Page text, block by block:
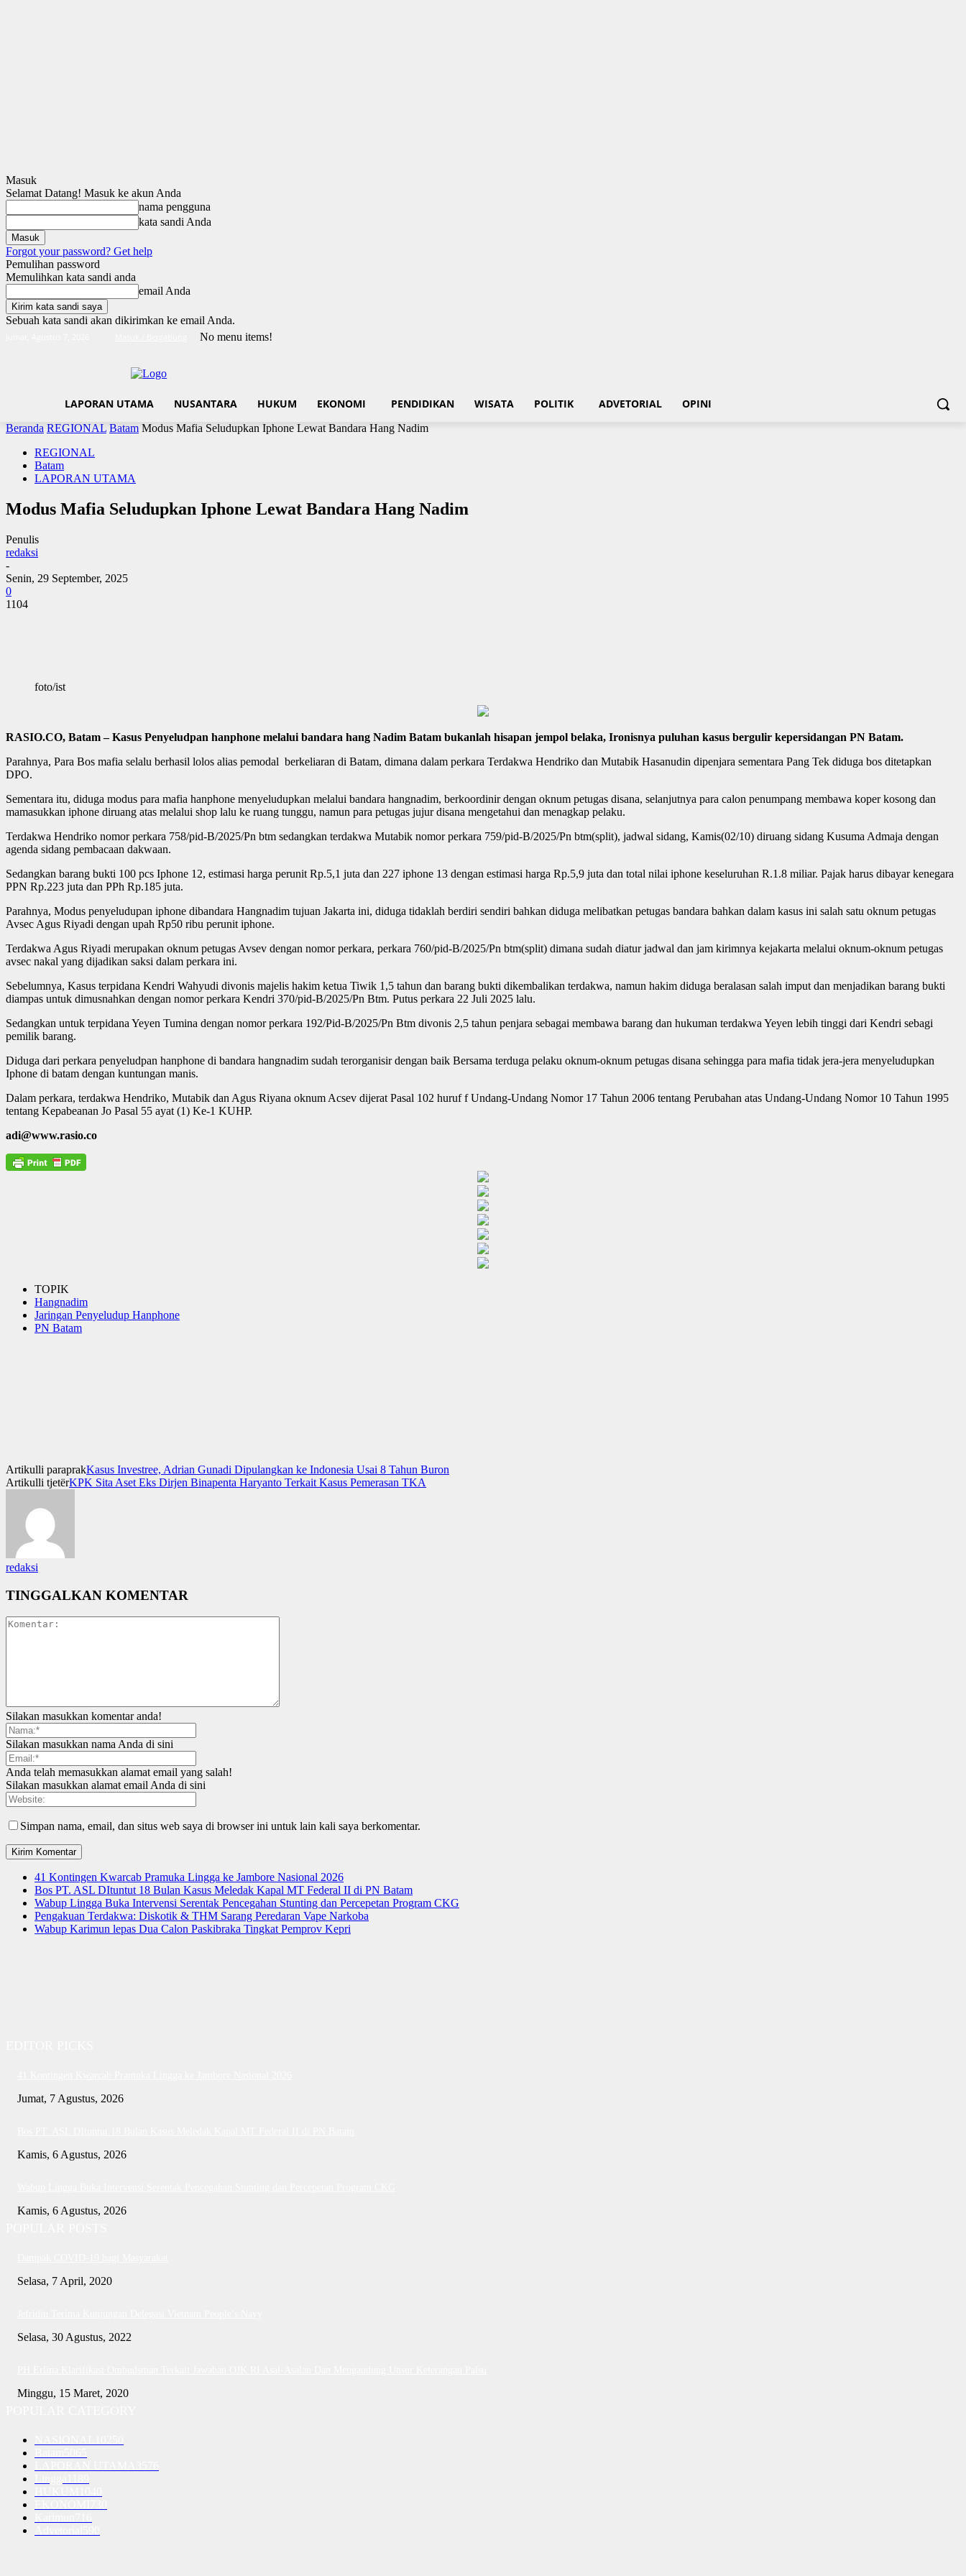
Masuk
Selamat Datang! Masuk ke akun Anda
nama pengguna
kata sandi Anda
Forgot your password? Get help
Pemulihan password
Memulihkan kata sandi anda
email Anda
Sebuah kata sandi akan dikirimkan ke email Anda.
No menu items!
LAPORAN UTAMA NUSANTARA HUKUM EKONOMI PENDIDIKAN WISATA POLITIK ADVETORIAL OPINI
Beranda REGIONAL Batam Modus Mafia Seludupkan Iphone Lewat Bandara Hang Nadim
REGIONAL
Batam
LAPORAN UTAMA
Modus Mafia Seludupkan Iphone Lewat Bandara Hang Nadim
Penulis
redaksi
-
Senin, 29 September, 2025
0
1104
foto/ist
RASIO.CO, Batam – Kasus Penyeludpan hanphone melalui bandara hang Nadim Batam bukanlah hisapan jempol belaka, Ironisnya puluhan kasus bergulir kepersidangan PN Batam.
Parahnya, Para Bos mafia selalu berhasil lolos alias pemodal berkeliaran di Batam, dimana dalam perkara Terdakwa Hendriko dan Mutabik Hasanudin dipenjara sementara Pang Tek diduga bos ditetapkan
DPO.
Sementara itu, diduga modus para mafia hanphone menyeludupkan melalui bandara hangnadim, berkoordinir dengan oknum petugas disana, selanjutnya para calon penumpang membawa koper kosong dan
mamasukkan iphone diruang atas melalui shop lalu ke ruang tunggu, namun para petugas jujur disana mengetahui dan menagkap pelaku.
Terdakwa Hendriko nomor perkara 758/pid-B/2025/Pn btm sedangkan terdakwa Mutabik nomorperkara 759/pid-B/2025/Pn btm(split), jadwal sidang, Kamis(02/10) diruang sidang Kusuma Admaja dengan
agenda sidang pembacaan dakwaan.
Sedangkan barang bukti 100 pcs Iphone 12, estimasi harga perunit Rp.5,1 juta dan 227 iphone 13 dengan estimasi harga Rp.5,9 juta dan total nilai iphone keseluruhan R.1.8 miliar. Pajak harus dibayar kenegara
PPN Rp.223 juta dan PPh Rp.185 juta.
Parahnya, Modus penyeludupan iphone dibandara Hangnadim tujuan Jakarta ini, diduga tidaklah berdiri sendiri bahkan diduga melibatkan petugas bandara bahkan dalam kasus ini salah satu oknum petugas
Avsec Agus Riyadi dengan upah Rp50 ribu perunit iphone.
Terdakwa Agus Riyadi merupakan oknum petugas Avsev dengan nomor perkara, perkara 760/pid-B/2025/Pn btm(split) dimana sudah diatur jadwal dan jam kirimnya kejakarta melalui oknum-oknum petugas
avsec nakal yang dijadikan saksi dalam perkara ini.
Sebelumnya, Kasus terpidana Kendri Wahyudi divonis majelis hakim ketua Tiwik 1,5 tahun dan barang bukti dikembalikan terdakwa, namun hakim diduga beralasan salah imput dan menjadikan barang bukti
diampas untuk dimusnahkan dengan nomor perkara Kendri 370/pid-B/2025/Pn Btm. Putus perkara 22 Juli 2025 lalu.
Sedangkan untuk terpidana Yeyen Tumina dengan nomor perkara 192/Pid-B/2025/Pn Btm divonis 2,5 tahun penjara sebagai membawa barang dan hukuman terdakwa Yeyen lebih tinggi dari Kendri sebagi
pemilik barang.
Diduga dari perkara penyeludpan hanphone di bandara hangnadim sudah terorganisir dengan baik Bersama terduga pelaku oknum-oknum petugas disana sehingga para mafia tidak jera-jera menyeludupkan
Iphone di batam dengan kuntungan manis.
Dalam perkara, terdakwa Hendriko, Mutabik dan Agus Riyana oknum Acsev dijerat Pasal 102 huruf f Undang-Undang Nomor 17 Tahun 2006 tentang Perubahan atas Undang-Undang Nomor 10 Tahun 1995
tentang Kepabeanan Jo Pasal 55 ayat (1) Ke-1 KUHP.
adi@www.rasio.co
TOPIK
Hangnadim
Jaringan Penyeludup Hanphone
PN Batam
Artikulli paraprakKasus Investree, Adrian Gunadi Dipulangkan ke Indonesia Usai 8 Tahun Buron
Artikulli tjetërKPK Sita Aset Eks Dirjen Binapenta Haryanto Terkait Kasus Pemerasan TKA
redaksi
TINGGALKAN KOMENTAR
Silakan masukkan komentar anda!
Silakan masukkan nama Anda di sini
Anda telah memasukkan alamat email yang salah!
Silakan masukkan alamat email Anda di sini
Simpan nama, email, dan situs web saya di browser ini untuk lain kali saya berkomentar.
41 Kontingen Kwarcab Pramuka Lingga ke Jambore Nasional 2026
Bos PT. ASL DItuntut 18 Bulan Kasus Meledak Kapal MT Federal II di PN Batam
Wabup Lingga Buka Intervensi Serentak Pencegahan Stunting dan Percepetan Program CKG
Pengakuan Terdakwa: Diskotik & THM Sarang Peredaran Vape Narkoba
Wabup Karimun lepas Dua Calon Paskibraka Tingkat Pemprov Kepri
Jumat, 7 Agustus, 2026
Kamis, 6 Agustus, 2026
Kamis, 6 Agustus, 2026
Selasa, 7 April, 2020
Selasa, 30 Agustus, 2022
Minggu, 15 Maret, 2020